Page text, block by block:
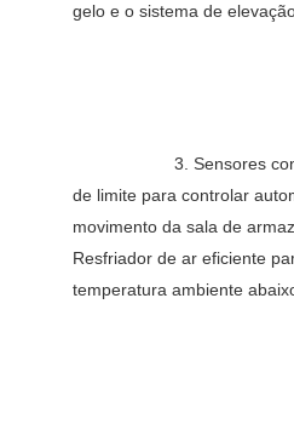
gelo e o sistema de
3. Sensores
de limite para controlar
movimento da sala de
Resfriador de ar eficiente
temperatura ambiente